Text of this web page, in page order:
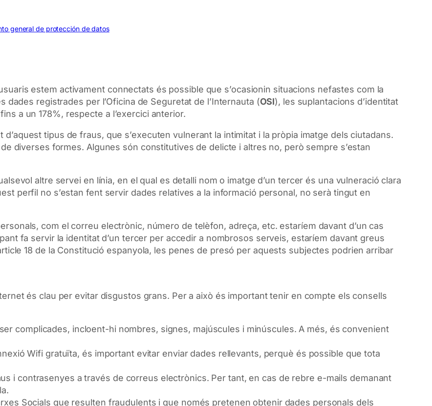
general de protección de datos
estem activament connectats és possible que s’ocasionin situacions nefastes com la
dades registrades per l’Oficina de Seguretat de l’Internauta (OSI), les suplantacions d’identitat
a un 178%, respecte a l’exercici anterior.
tipus de fraus, que s’executen vulnerant la intimitat i la pròpia imatge dels ciutadans.
diverses formes. Algunes són constitutives de delicte i altres no, però sempre s’estan
altre servei en línia, en el qual es detalli nom o imatge d’un tercer és una vulneració clara
perfil no s’estan fent servir dades relatives a la informació personal, no serà tingut en
com el correu electrònic, número de telèfon, adreça, etc. estaríem davant d’un cas
fa servir la identitat d’un tercer per accedir a nombrosos serveis, estaríem davant greus
18 de la Constitució espanyola, les penes de presó per aquests subjectes podrien arribar
és clau per evitar disgustos grans. Per a això és important tenir en compte els consells
complicades, incloent-hi nombres, signes, majúscules i minúscules. A més, és convenient
Wifi gratuïta, és important evitar enviar dades rellevants, perquè és possible que tota
i contrasenyes a través de correus electrònics. Per tant, en cas de rebre e-mails demanant
Socials que resulten fraudulents i que només pretenen obtenir dades personals dels